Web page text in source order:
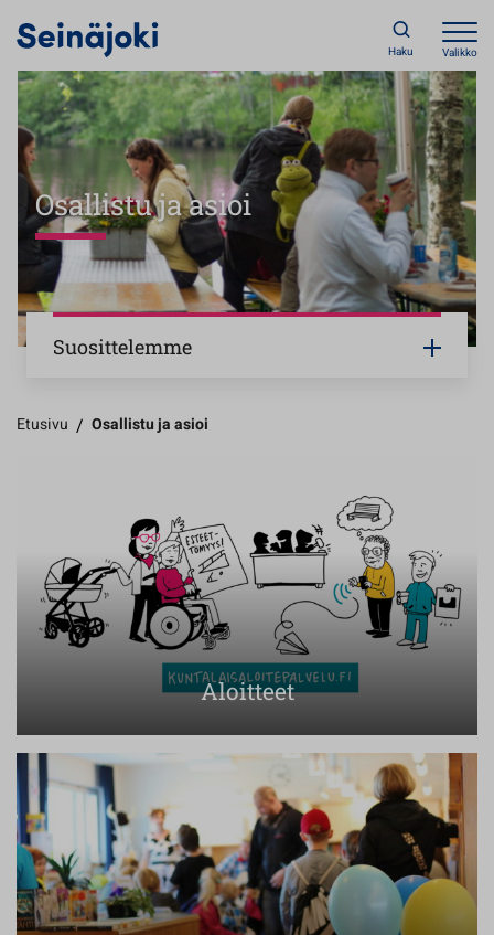
Haku Valikko
Osallistu ja asioi
Suosittelemme
Etusivu / Osallistu ja asioi
Aloitteet